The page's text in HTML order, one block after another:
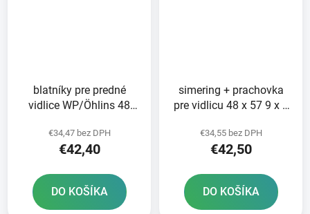
blatníky pre predné
vidlice WP/Öhlins 48
vrátane závlačiek
€34,47 bez DPH
€42,40
DO KOŠÍKA
simering + prachovka
pre vidlicu 48 x 57 9 x 9
zeleno-červená
€34,55 bez DPH
€42,50
DO KOŠÍKA